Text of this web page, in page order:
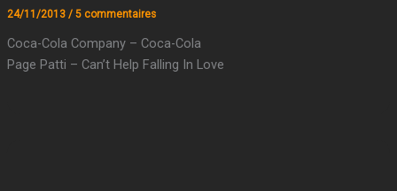
24/11/2013 / 5 commentaires
Coca-Cola Company – Coca-Cola
Page Patti – Can’t Help Falling In Love